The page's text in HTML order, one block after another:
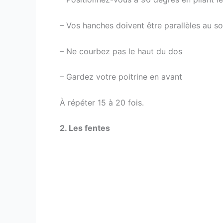
– Vos hanches doivent être parallèles au
– Ne courbez pas le haut du dos
– Gardez votre poitrine en avant
À répéter 15 à 20 fois.
2. Les fentes